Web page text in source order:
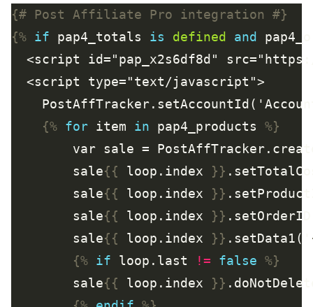
{# Post Affiliate Pro integration #}
{% if pap4_totals is defined and
{% for item in pap4_products %}
var sale =
        sale
{{ loop.index }}
        sale
{{ loop.index }}
        sale
{{ loop.index }}
        sale
{{ loop.index }} .setData1('
{% if loop.last != false %}
        sale
{{ loop.index }}